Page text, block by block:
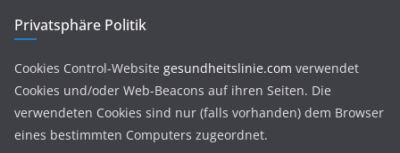
Privatsphäre Politik
Cookies Control-Website gesundheitslinie.com verwendet
Cookies und/oder Web-Beacons auf ihren Seiten. Die
verwendeten Cookies sind nur (falls vorhanden) dem Browser
eines bestimmten Computers zugeordnet.